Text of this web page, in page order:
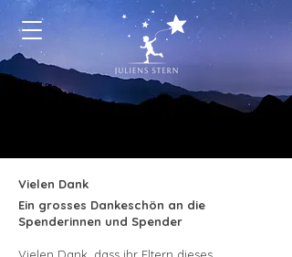
Vielen Dank
Ein grosses Dankeschön an die
Spenderinnen und Spender